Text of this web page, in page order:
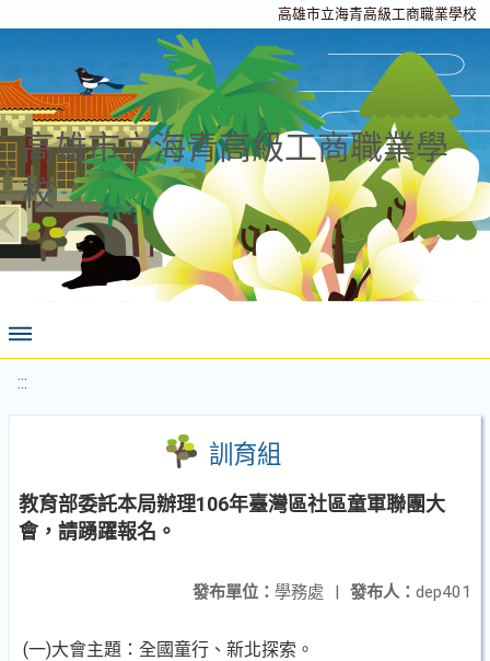
高雄市立海青高級工商職業學校
高雄市立海青高級工商職業學
校
:::
訓育組
教育部委託本局辦理106年臺灣區社區童軍聯團大
會，請踴躍報名。
發布人： dep401
發布單位： 學務處 |
(一)大會主題：全國童行、新北探索。